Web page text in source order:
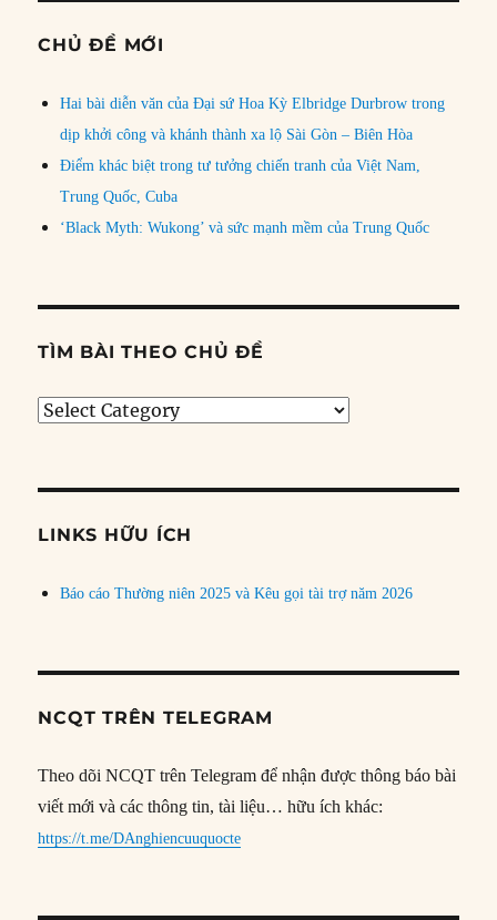
CHỦ ĐỀ MỚI
Hai bài diễn văn của Đại sứ Hoa Kỳ Elbridge Durbrow trong
dịp khởi công và khánh thành xa lộ Sài Gòn – Biên Hòa
Điểm khác biệt trong tư tưởng chiến tranh của Việt Nam,
Trung Quốc, Cuba
‘Black Myth: Wukong’ và sức mạnh mềm của Trung Quốc
TÌM BÀI THEO CHỦ ĐỀ
Tìm
đề
LINKS HỮU ÍCH
Báo cáo Thường niên 2025 và Kêu gọi tài trợ năm 2026
NCQT TRÊN TELEGRAM
Theo dõi NCQT trên Telegram để nhận được thông báo bài
viết mới và các thông tin, tài liệu… hữu ích khác:
https://t.me/DAnghiencuuquocte